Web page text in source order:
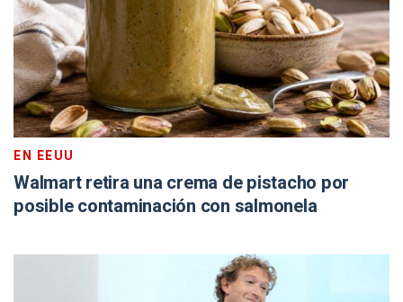
EN EEUU
Walmart retira una crema de pistacho por
posible contaminación con salmonela